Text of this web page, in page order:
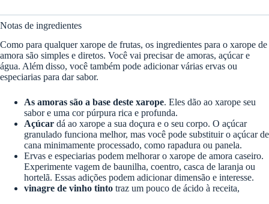
Notas de ingredientes
Como para qualquer xarope de frutas, os ingredientes para o xarope de
amora são simples e diretos. Você vai precisar de amoras, açúcar e
água. Além disso, você também pode adicionar várias ervas ou
especiarias para dar sabor.
As amoras são a base deste xarope. Eles dão ao xarope seu
sabor e uma cor púrpura rica e profunda.
Açúcar dá ao xarope a sua doçura e o seu corpo. O açúcar
granulado funciona melhor, mas você pode substituir o açúcar de
cana minimamente processado, como rapadura ou panela.
Ervas e especiarias podem melhorar o xarope de amora caseiro.
Experimente vagem de baunilha, coentro, casca de laranja ou
hortelã. Essas adições podem adicionar dimensão e interesse.
vinagre de vinho tinto traz um pouco de ácido à receita,